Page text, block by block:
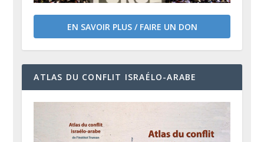
EN SAVOIR PLUS / FAIRE UN DON
ATLAS DU CONFLIT ISRAÉLO-ARABE